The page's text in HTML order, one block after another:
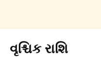
વૃશ્ચિક રાશિ